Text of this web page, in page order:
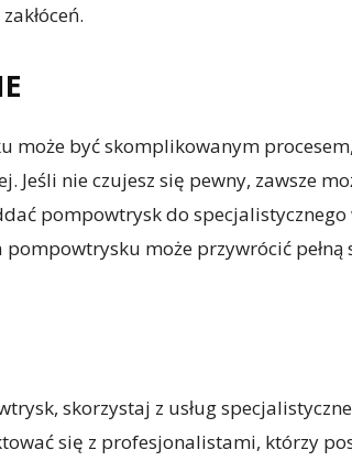
może być skomplikowanym
Jeśli nie czujesz się pewny, zawsze
pompowtrysk do
pompowtrysku może przywrócić
skorzystaj z usług
się z profesjonalistami, którzy